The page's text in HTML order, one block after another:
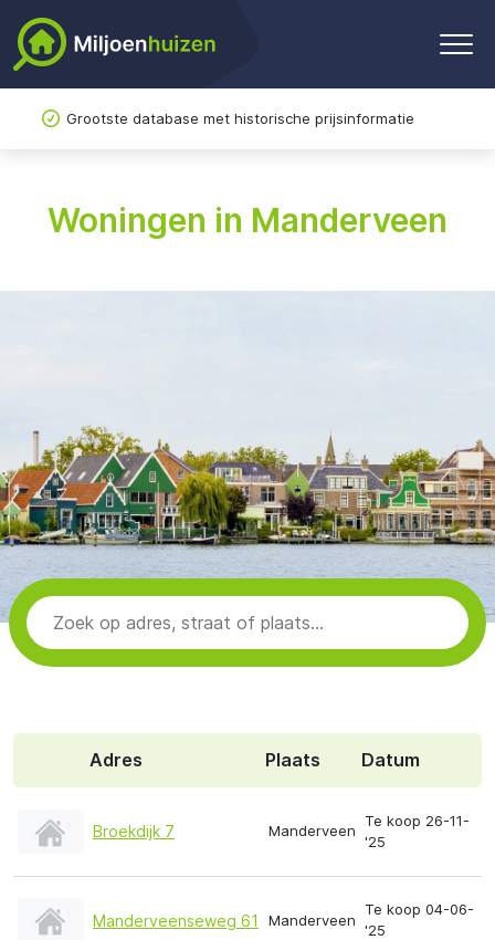
Grootste database met historische prijsinformatie
Woningen in Manderveen
Adres Plaats Datum
Broekdijk 7 Manderveen
Te koop 26-11-
'25
Manderveenseweg 61 Manderveen
Te koop 04-06-
'25